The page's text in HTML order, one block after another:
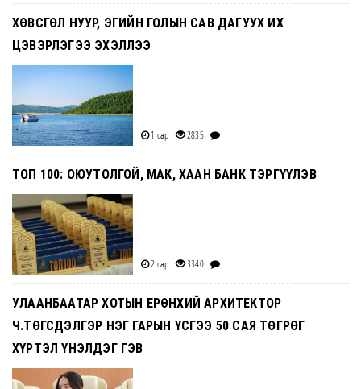
ХӨВСГӨЛ НУУР, ЭГИЙН ГОЛЫН САВ ДАГУУХ ИХ
ЦЭВЭРЛЭГЭЭ ЭХЭЛЛЭЭ
1 сар 2835
ТОП 100: ОЮУТОЛГОЙ, МАК, ХААН БАНК ТЭРГҮҮЛЭВ
2 сар 3340
УЛААНБААТАР ХОТЫН ЕРӨНХИЙ АРХИТЕКТОР
Ч.ТӨГСДЭЛГЭР НЭГ ГАРЫН ҮСГЭЭ 50 САЯ ТӨГРӨГ
ХҮРТЭЛ ҮНЭЛДЭГ ГЭВ